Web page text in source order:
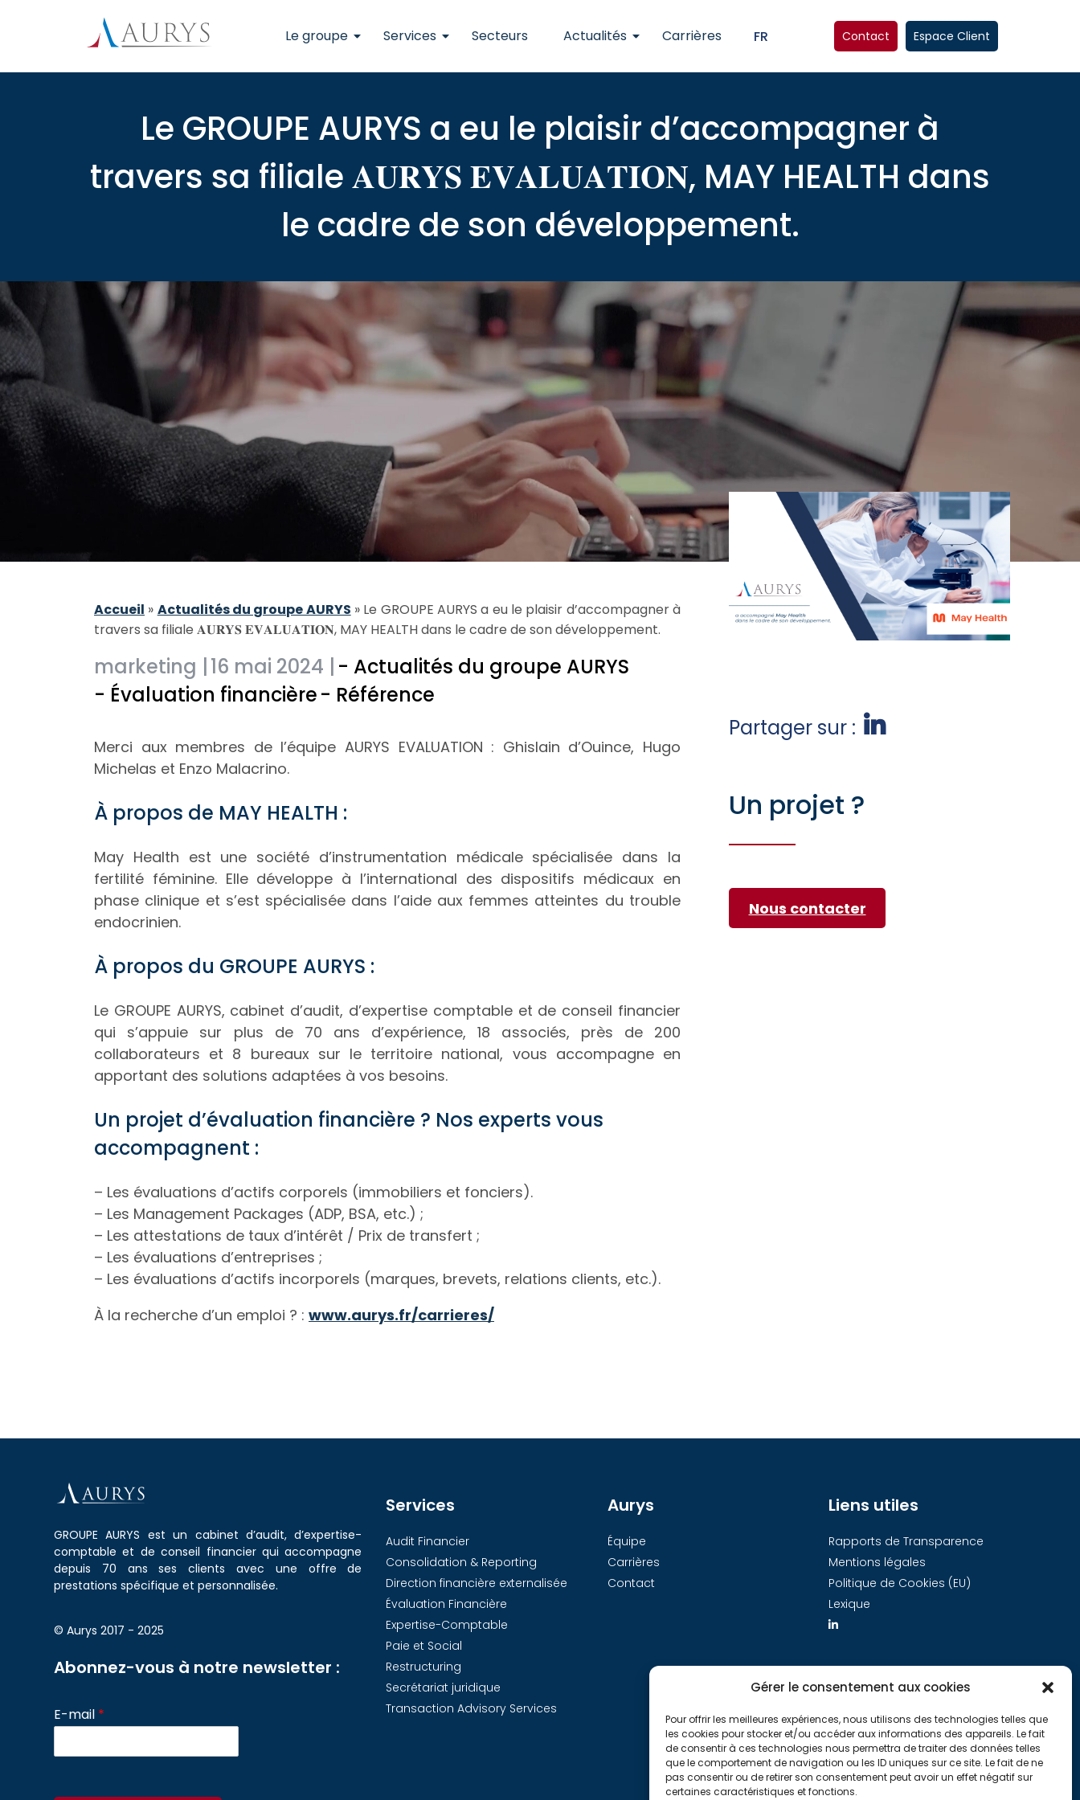
Gérer le consentement aux cookies
Pour offrir les meilleures expériences, nous utilisons des technologies telles que
les cookies pour stocker et/ou accéder aux informations des appareils. Le fait
de consentir à ces technologies nous permettra de traiter des données telles
que le comportement de navigation ou les ID uniques sur ce site. Le fait de ne
pas consentir ou de retirer son consentement peut avoir un effet négatif sur
certaines caractéristiques et fonctions.
Le groupe Services Secteurs Actualités Carrières FR Contact Espace Client
Le GROUPE AURYS a eu le plaisir d’accompagner à
travers sa filiale 𝐀𝐔𝐑𝐘𝐒 𝐄𝐕𝐀𝐋𝐔𝐀𝐓𝐈𝐎𝐍, MAY HEALTH dans
le cadre de son développement.
Accueil » Actualités du groupe AURYS » Le GROUPE AURYS a eu le plaisir d’accompagner à
travers sa filiale 𝐀𝐔𝐑𝐘𝐒 𝐄𝐕𝐀𝐋𝐔𝐀𝐓𝐈𝐎𝐍, MAY HEALTH dans le cadre de son développement.
marketing |16 mai 2024 | - Actualités du groupe AURYS
- Évaluation financière- Référence
Merci aux membres de l’équipe AURYS EVALUATION : Ghislain d’Ouince, Hugo
Michelas et Enzo Malacrino.
À propos de MAY HEALTH :
May Health est une société d’instrumentation médicale spécialisée dans la
fertilité féminine. Elle développe à l’international des dispositifs médicaux en
phase clinique et s’est spécialisée dans l’aide aux femmes atteintes du trouble
endocrinien.
À propos du GROUPE AURYS :
Le GROUPE AURYS, cabinet d’audit, d’expertise comptable et de conseil financier
qui s’appuie sur plus de 70 ans d’expérience, 18 associés, près de 200
collaborateurs et 8 bureaux sur le territoire national, vous accompagne en
apportant des solutions adaptées à vos besoins.
Un projet d’évaluation financière ? Nos experts vous
accompagnent :
– Les évaluations d’actifs corporels (immobiliers et fonciers).
– Les Management Packages (ADP, BSA, etc.) ;
– Les attestations de taux d’intérêt / Prix de transfert ;
– Les évaluations d’entreprises ;
– Les évaluations d’actifs incorporels (marques, brevets, relations clients, etc.).
À la recherche d’un emploi ? : www.aurys.fr/carrieres/
Partager sur :
Un projet ?
Nous contacter
GROUPE AURYS est un cabinet d’audit, d’expertise-
comptable et de conseil financier qui accompagne
depuis 70 ans ses clients avec une offre de
prestations spécifique et personnalisée.
© Aurys 2017 - 2025
Abonnez-vous à notre newsletter :
E-mail *
Services
Audit Financier
Consolidation & Reporting
Direction financière externalisée
Évaluation Financière
Expertise-Comptable
Paie et Social
Restructuring
Secrétariat juridique
Transaction Advisory Services
Aurys
Équipe
Carrières
Contact
Liens utiles
Rapports de Transparence
Mentions légales
Politique de Cookies (EU)
Lexique